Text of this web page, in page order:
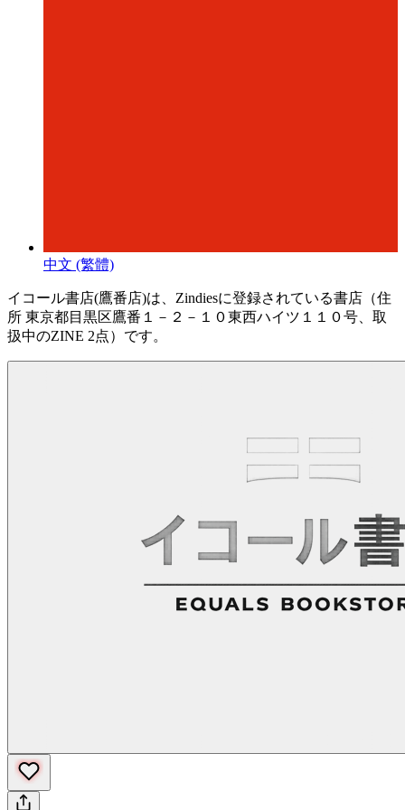
中文 (繁體)
イコール書店(鷹番店)は、Zindiesに登録されている書店（住
所 東京都目黒区鷹番１－２－１０東西ハイツ１１０号、取
扱中のZINE 2点）です。